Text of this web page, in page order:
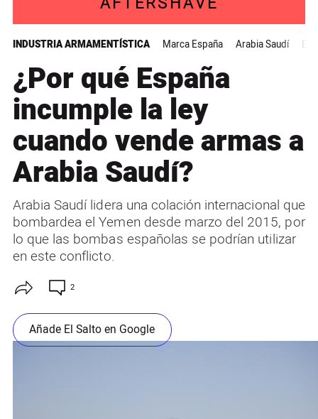
INDUSTRIA ARMAMENTÍSTICA Marca España Arabia Saudí El
¿Por qué España
incumple la ley
cuando vende armas a
Arabia Saudí?
Arabia Saudí lidera una colación internacional que
bombardea el Yemen desde marzo del 2015, por
lo que las bombas españolas se podrían utilizar
en este conflicto.
2
Añade El Salto en Google